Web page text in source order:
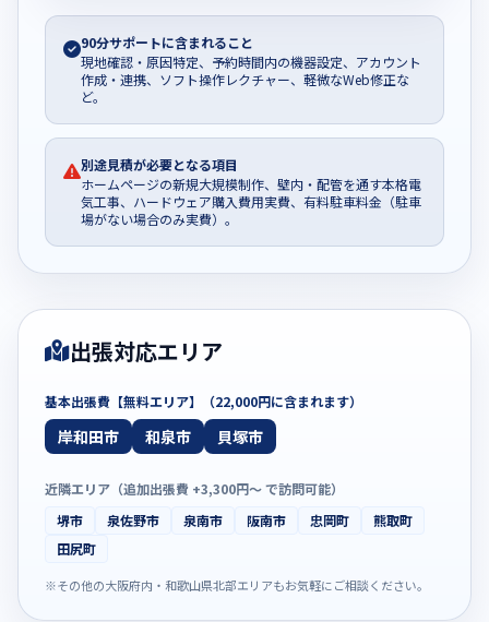
90分サポートに含まれること
現地確認・原因特定、予約時間内の機器設定、アカウント
作成・連携、ソフト操作レクチャー、軽微なWeb修正な
ど。
別途見積が必要となる項目
ホームページの新規大規模制作、壁内・配管を通す本格電
気工事、ハードウェア購入費用実費、有料駐車料金（駐車
場がない場合のみ実費）。
出張対応エリア
基本出張費【無料エリア】（22,000円に含まれます）
岸和田市 和泉市 貝塚市
近隣エリア（追加出張費 +3,300円〜 で訪問可能）
堺市
泉佐野市 泉南市 阪南市 忠岡町
熊取町
田尻町
※その他の大阪府内・和歌山県北部エリアもお気軽にご相談ください。